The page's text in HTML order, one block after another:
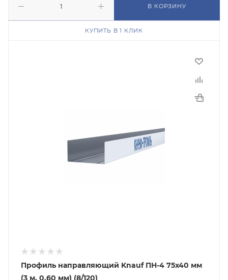
В КОРЗИНУ
КУПИТЬ В 1 КЛИК
Профиль направляющий Knauf ПН-4 75х40 мм
(3 м, 0.60 мм) (8/120)